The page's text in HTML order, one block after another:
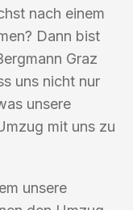
nach einem
Dann bist
Graz
uns nicht nur
unsere
mit uns zu
unsere